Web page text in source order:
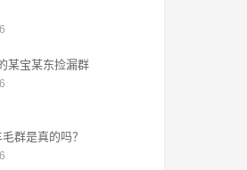
某宝某东捡漏群
群是真的吗？